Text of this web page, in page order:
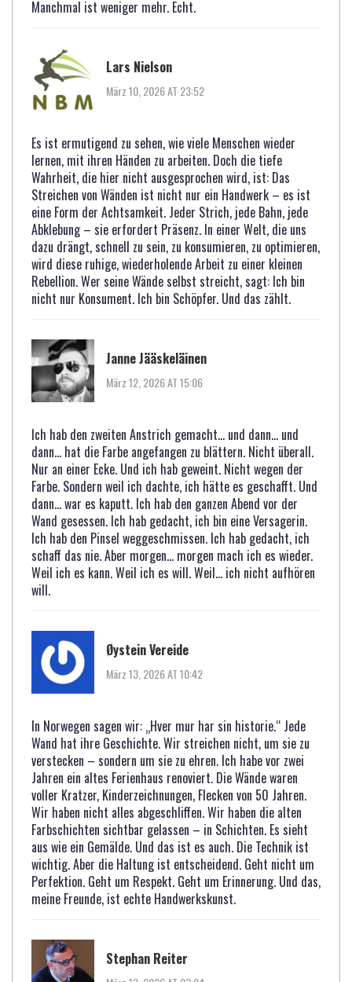
Manchmal ist weniger mehr. Echt.
Lars Nielson
März 10, 2026 AT 23:52
Es ist ermutigend zu sehen, wie viele Menschen wieder
lernen, mit ihren Händen zu arbeiten. Doch die tiefe
Wahrheit, die hier nicht ausgesprochen wird, ist: Das
Streichen von Wänden ist nicht nur ein Handwerk – es ist
eine Form der Achtsamkeit. Jeder Strich, jede Bahn, jede
Abklebung – sie erfordert Präsenz. In einer Welt, die uns
dazu drängt, schnell zu sein, zu konsumieren, zu optimieren,
wird diese ruhige, wiederholende Arbeit zu einer kleinen
Rebellion. Wer seine Wände selbst streicht, sagt: Ich bin
nicht nur Konsument. Ich bin Schöpfer. Und das zählt.
Janne Jääskeläinen
März 12, 2026 AT 15:06
Ich hab den zweiten Anstrich gemacht… und dann… und
dann… hat die Farbe angefangen zu blättern. Nicht überall.
Nur an einer Ecke. Und ich hab geweint. Nicht wegen der
Farbe. Sondern weil ich dachte, ich hätte es geschafft. Und
dann… war es kaputt. Ich hab den ganzen Abend vor der
Wand gesessen. Ich hab gedacht, ich bin eine Versagerin.
Ich hab den Pinsel weggeschmissen. Ich hab gedacht, ich
schaff das nie. Aber morgen… morgen mach ich es wieder.
Weil ich es kann. Weil ich es will. Weil… ich nicht aufhören
will.
Øystein Vereide
März 13, 2026 AT 10:42
In Norwegen sagen wir: „Hver mur har sin historie.“ Jede
Wand hat ihre Geschichte. Wir streichen nicht, um sie zu
verstecken – sondern um sie zu ehren. Ich habe vor zwei
Jahren ein altes Ferienhaus renoviert. Die Wände waren
voller Kratzer, Kinderzeichnungen, Flecken von 50 Jahren.
Wir haben nicht alles abgeschliffen. Wir haben die alten
Farbschichten sichtbar gelassen – in Schichten. Es sieht
aus wie ein Gemälde. Und das ist es auch. Die Technik ist
wichtig. Aber die Haltung ist entscheidend. Geht nicht um
Perfektion. Geht um Respekt. Geht um Erinnerung. Und das,
meine Freunde, ist echte Handwerkskunst.
Stephan Reiter